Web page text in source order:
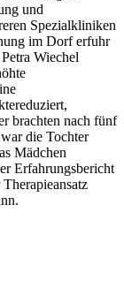
und
Spezialkliniken
im Dorf erfuhr
Wiechel
brachten nach fünf
die Tochter
Mädchen
Erfahrungsbericht